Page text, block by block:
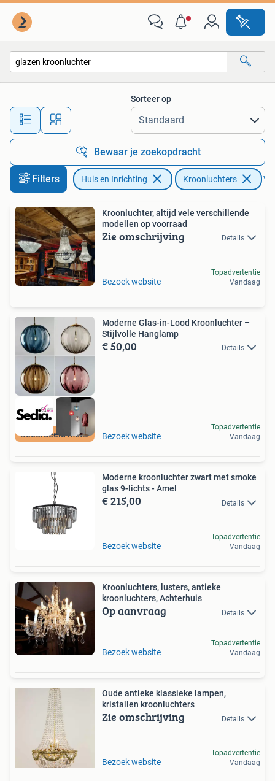
Alle afstanden…
Sorteer op
Bewaar je zoekopdracht
Filters Huis en Inrichting Kroonluchters
Kroonluchter, altijd vele verschillende
modellen op voorraad
Zie omschrijving Details
Bezoek website
Topadvertentie
Vandaag
Beoordeeld met 9+
Moderne Glas-in-Lood Kroonluchter –
Stijlvolle Hanglamp
€ 50,00 Details
Bezoek website
Topadvertentie
Vandaag
Moderne kroonluchter zwart met smoke
glas 9-lichts - Amel
€ 215,00 Details
Bezoek website
Topadvertentie
Vandaag
Kroonluchters, lusters, antieke
kroonluchters, Achterhuis
Op aanvraag Details
Bezoek website
Topadvertentie
Vandaag
Oude antieke klassieke lampen,
kristallen kroonluchters
Zie omschrijving Details
Bezoek website
Topadvertentie
Vandaag